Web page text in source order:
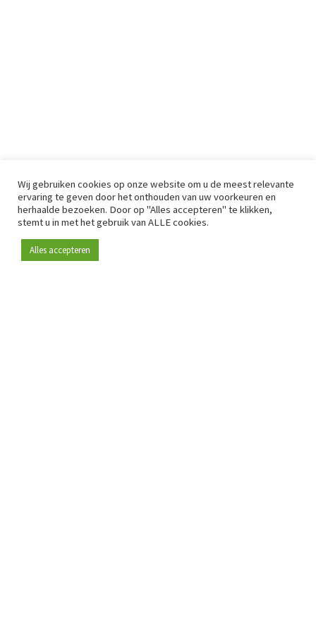
Wij gebruiken cookies op onze website om u de meest relevante
ervaring te geven door het onthouden van uw voorkeuren en
herhaalde bezoeken. Door op "Alles accepteren" te klikken,
stemt u in met het gebruik van ALLE cookies.
Alles accepteren